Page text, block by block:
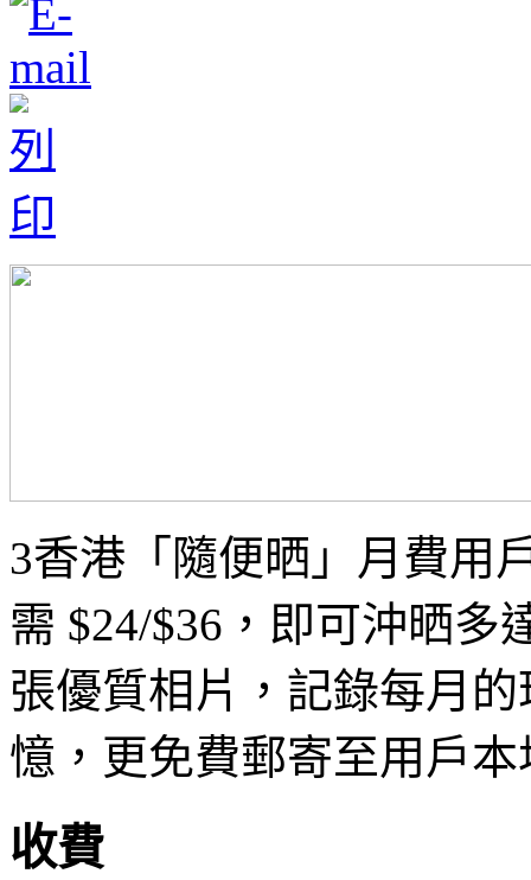
3香港「隨便晒」月費用
需 $24/$36，即可沖晒多
張優質相片，記錄每月的
憶，更免費郵寄至用戶
收費